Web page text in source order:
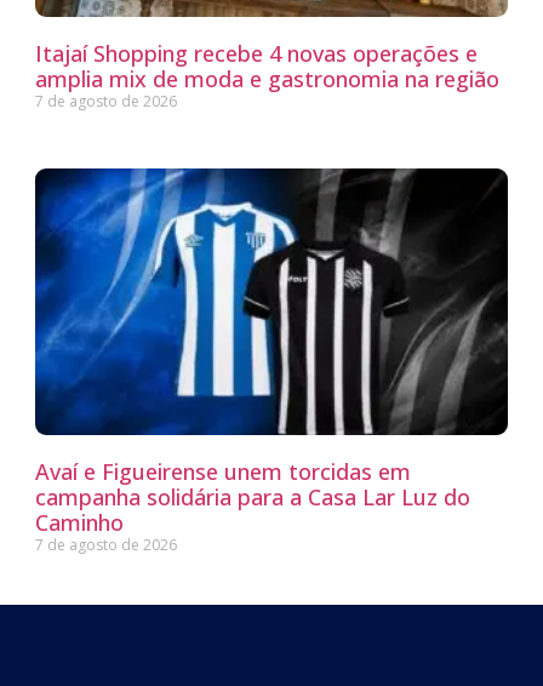
Itajaí Shopping recebe 4 novas operações e
amplia mix de moda e gastronomia na região
7 de agosto de 2026
Avaí e Figueirense unem torcidas em
campanha solidária para a Casa Lar Luz do
Caminho
7 de agosto de 2026